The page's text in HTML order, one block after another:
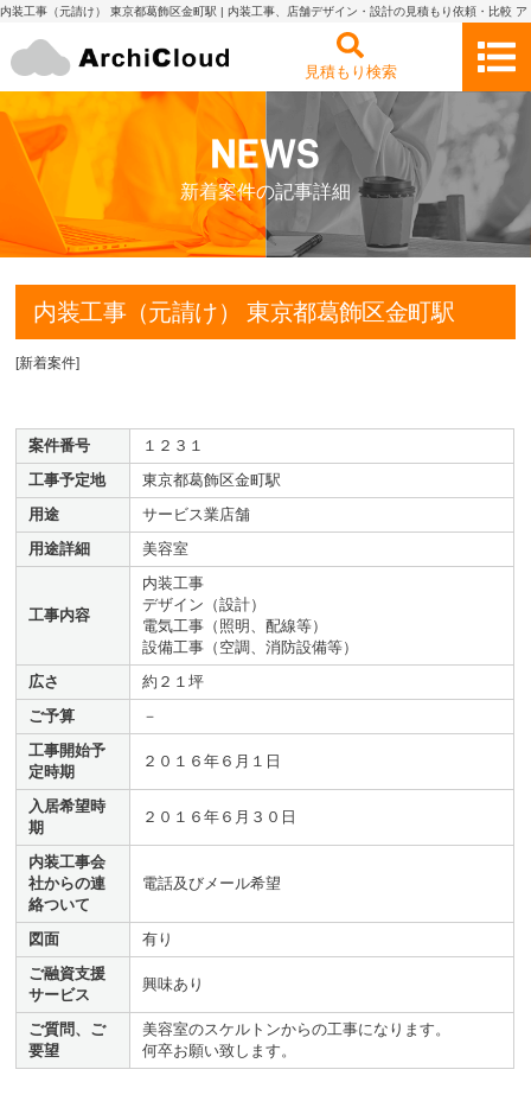
内装工事（元請け） 東京都葛飾区金町駅 | 内装工事、店舗デザイン・設計の見積もり依頼・比較 ア
見積もり検索
新着案件の記事詳細
内装工事（元請け） 東京都葛飾区金町駅
[新着案件]
案件番号
１２３１
工事予定地
東京都葛飾区金町駅
用途
サービス業店舗
用途詳細
美容室
工事内容
内装工事
デザイン（設計）
電気工事（照明、配線等）
設備工事（空調、消防設備等）
広さ
約２１坪
ご予算
－
工事開始予
定時期
２０１６年６月１日
入居希望時
期
２０１６年６月３０日
内装工事会
社からの連
絡ついて
電話及びメール希望
図面
有り
ご融資支援
サービス
興味あり
ご質問、ご
要望
美容室のスケルトンからの工事になります。
何卒お願い致します。